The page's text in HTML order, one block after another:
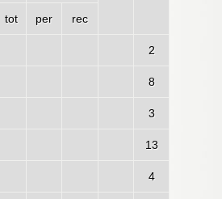
tot per rec
2
8
3
13
4